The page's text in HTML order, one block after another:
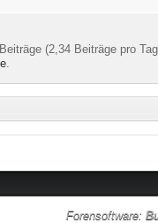
(2,34 Beiträge pro
.
Forensoftware: